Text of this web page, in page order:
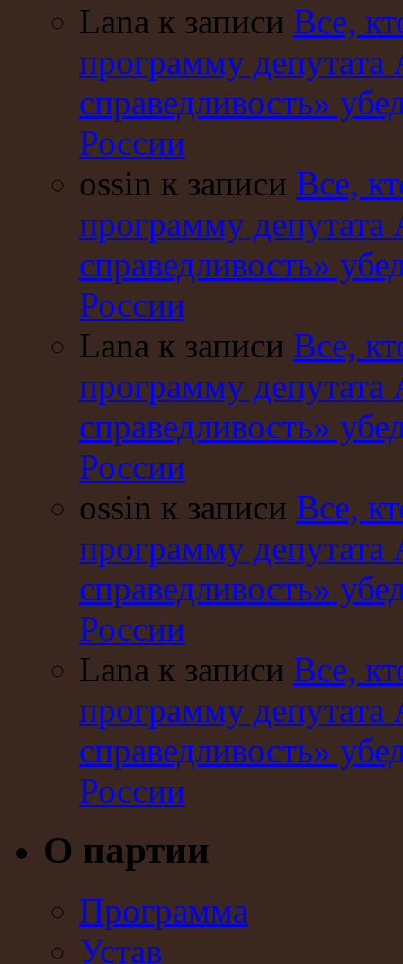
Lana к записи Все,
программу
справедливость»
России
ossin к записи Все,
программу
справедливость»
России
Lana к записи Все,
программу
справедливость»
России
ossin к записи Все,
программу
справедливость»
России
Lana к записи Все,
программу
справедливость»
России
О партии
Программа
Устав